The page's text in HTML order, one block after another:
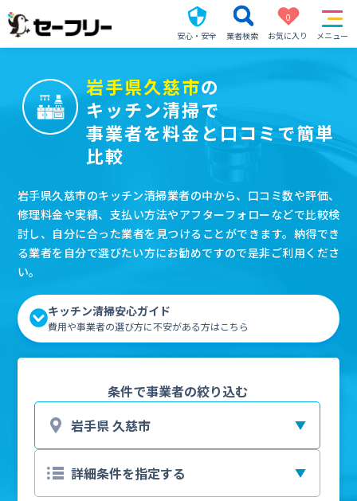
安心・安全 業者検索
0
お気に入り
メニュー
岩手県久慈市の
キッチン清掃で
事業者を料金と口コミで簡単
比較
岩手県久慈市のキッチン清掃業者の中から、口コミ数や評価、
修理料金や実績、支払い方法やアフターフォローなどで比較検
討し、自分に合った業者を見つけることができます。納得でき
る業者を自分で選びたい方にお勧めですので是非ご利用くださ
い。
キッチン清掃安心ガイド
費用や事業者の選び方に不安がある方はこちら
条件で事業者の絞り込む